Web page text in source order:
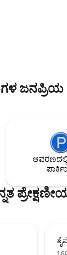
ಹೊಂದಿರುವ ಎನ್-
ರೂಮ್
ಜನಪ್ರಿಯ